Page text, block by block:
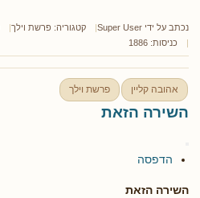
נכתב על ידי Super User קטגוריה: פרשת וילך
כניסות: 1886
אהובה קליין פרשת וילך
השירה הזאת
הדפסה
השירה הזאת